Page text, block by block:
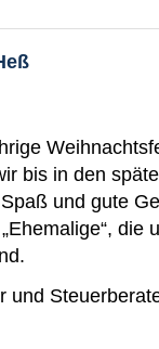
bis in den
und gute
die
und